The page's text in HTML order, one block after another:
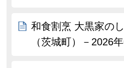
和食割烹 大黒家の
（茨城町）－2026